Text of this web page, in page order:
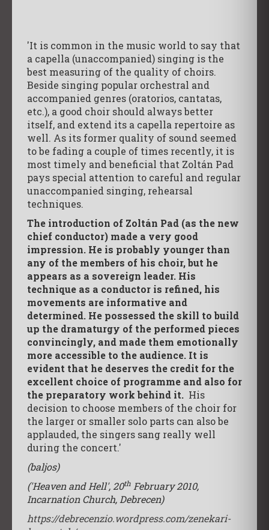
'It is common in the music world to say that
a capella (unaccompanied) singing is the
best measuring of the quality of choirs.
Beside singing popular orchestral and
accompanied genres (oratorios, cantatas,
etc.), a good choir should always better
itself, and extend its a capella repertoire as
well. As its former quality of sound seemed
to be fading a couple of times recently, it is
most timely and beneficial that Zoltán Pad
pays special attention to careful and regular
unaccompanied singing, rehearsal
techniques.
The introduction of Zoltán Pad (as the new
chief conductor) made a very good
impression. He is probably younger than
any of the members of his choir, but he
appears as a sovereign leader. His
technique as a conductor is refined, his
movements are informative and
determined. He possessed the skill to build
up the dramaturgy of the performed pieces
convincingly, and made them emotionally
more accessible to the audience. It is
evident that he deserves the credit for the
excellent choice of programme and also for
the preparatory work behind it. His
decision to choose members of the choir for
the larger or smaller solo parts can also be
applauded, the singers sang really well
during the concert.'
(baljos)
('Heaven and Hell', 20th February 2010,
Incarnation Church, Debrecen)
https://debrecenzio.wordpress.com/zenekari-